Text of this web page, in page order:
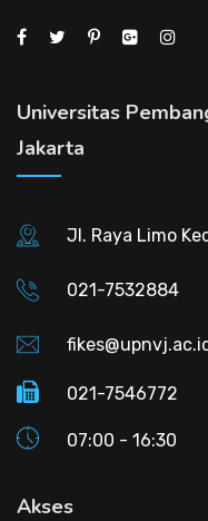
Universitas
Jakarta
Jl. Raya Limo
021-7532884
021-7546772
07:00 - 16:30
Akses